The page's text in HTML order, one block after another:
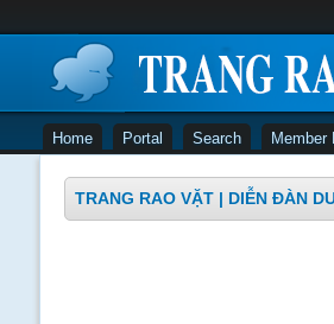
Home Portal Search Member
TRANG RAO VẶT | DIỄN ĐÀN